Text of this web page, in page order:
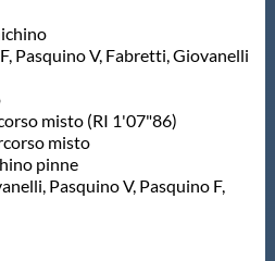
Pasquino V, Fabretti, Giovanelli
misto (RI 1'07"86)
misto
pinne
Pasquino V, Pasquino F,